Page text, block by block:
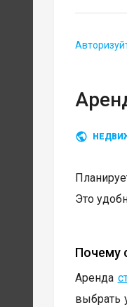
Это
Почему
Аренда
выбрать